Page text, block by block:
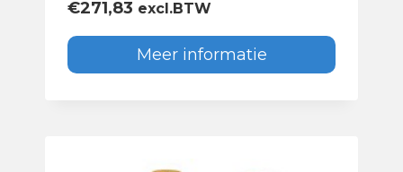
€271,83 excl.BTW
Meer informatie